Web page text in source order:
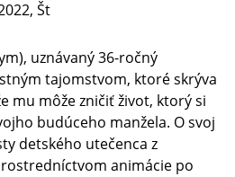
Št
uznávaný 36-ročný
tajomstvom, ktoré skrýva
mu môže zničiť život, ktorý si
budúceho manžela. O svoj
detského utečenca z
animácie po